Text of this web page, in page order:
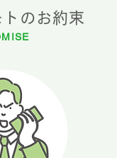
のお約束